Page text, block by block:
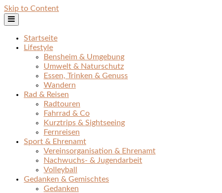
Skip to Content
Startseite
Lifestyle
Bensheim & Umgebung
Umwelt & Naturschutz
Essen, Trinken & Genuss
Wandern
Rad & Reisen
Radtouren
Fahrrad & Co
Kurztrips & Sightseeing
Fernreisen
Sport & Ehrenamt
Vereinsorganisation & Ehrenamt
Nachwuchs- & Jugendarbeit
Volleyball
Gedanken & Gemischtes
Gedanken